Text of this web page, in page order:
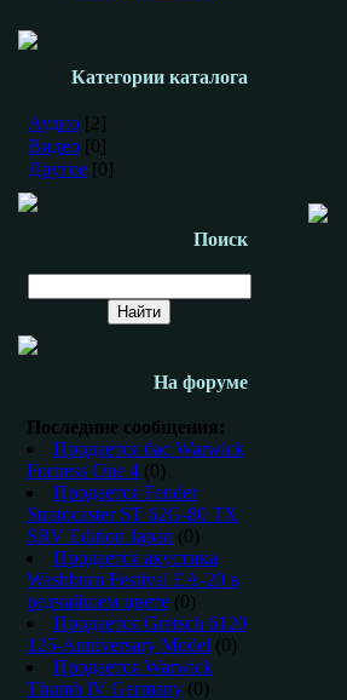
Категории каталога
Аудио [2]
Видео [0]
Другое [0]
Поиск
На форуме
Последние сообщения:
Продается бас Warwick
Fortress One 4 (0)
Продается Fender
Stratocaster ST 62G-80 TX
SRV Edition Japan (0)
Продается акустика
Washburn Festival EA-20 в
редчайшем цвете (0)
Продается Gretsch 6120
125-Anniversary Model (0)
Продается Warwick
Thumb lV Germany (0)